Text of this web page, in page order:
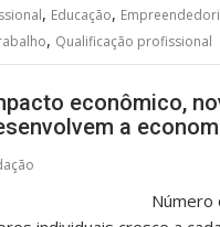
, Educação,
, Qualificação profissional
econômico,
a
Número